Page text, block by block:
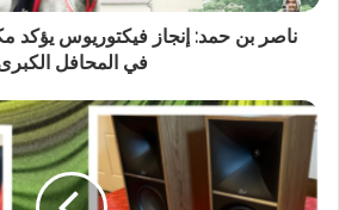
ناصر بن حمد: إنجاز فيكتوريوس يؤكد
في المحافل